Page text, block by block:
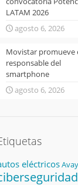
LATAM 2026
agosto 6, 2026
Movistar promueve
responsable del
smartphone
agosto 6, 2026
eléctricos